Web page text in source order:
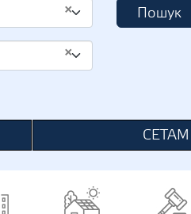
×
×
Пошук
СЕТАМ